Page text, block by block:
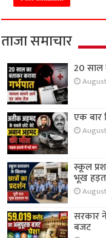
ताजा समाचार
20 साल
एक बार
स्कूल
भूख
सरकार
बजट